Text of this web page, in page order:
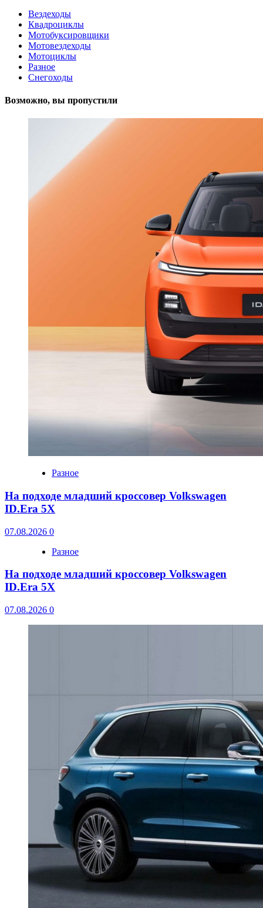
Вездеходы
Квадроциклы
Мотобуксировщики
Мотовездеходы
Мотоциклы
Разное
Снегоходы
Возможно, вы пропустили
Разное
На подходе младший кроссовер Volkswagen
ID.Era 5X
07.08.2026 0
Разное
На подходе младший кроссовер Volkswagen
ID.Era 5X
07.08.2026 0